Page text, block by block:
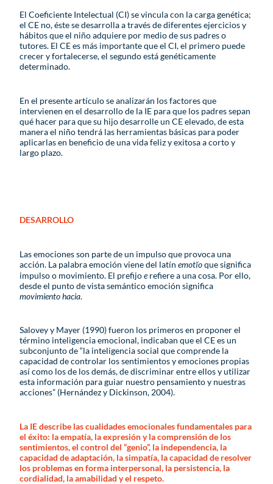
El Coeficiente Intelectual (CI) se vincula con la carga genética;
el CE no, éste se desarrolla a través de diferentes ejercicios y
hábitos que el niño adquiere por medio de sus padres o
tutores. El CE es más importante que el CI, el primero puede
crecer y fortalecerse, el segundo está genéticamente
determinado.
En el presente artículo se analizarán los factores que
intervienen en el desarrollo de la IE para que los padres sepan
qué hacer para que su hijo desarrolle un CE elevado, de esta
manera el niño tendrá las herramientas básicas para poder
aplicarlas en beneficio de una vida feliz y exitosa a corto y
largo plazo.
DESARROLLO
Las emociones son parte de un impulso que provoca una
acción. La palabra emoción viene del latín emotĭoque significa
impulso o movimiento. El prefijoerefiere a una cosa. Por ello,
desde el punto de vista semántico emoción significa
movimiento hacia.
Salovey y Mayer (1990) fueron los primeros en proponer el
término inteligencia emocional, indicaban que el CE es un
subconjunto de “la inteligencia social que comprende la
capacidad de controlar los sentimientos y emociones propias
así como los de los demás, de discriminar entre ellos y utilizar
esta información para guiar nuestro pensamiento y nuestras
acciones” (Hernández y Dickinson, 2004).
La IE describe las cualidades emocionales fundamentales para
el éxito: la empatía, la expresión y la comprensión de los
sentimientos, el control del “genio”, la independencia, la
capacidad de adaptación, la simpatía, la capacidad de resolver
los problemas en forma interpersonal, la persistencia, la
cordialidad, la amabilidad y el respeto.